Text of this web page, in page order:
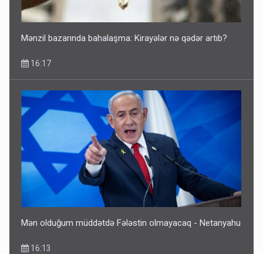
Mənzil bazarında bahalaşma: Kirayələr nə qədər artıb?
16:17
Mən olduğum müddətdə Fələstin olmayacaq - Netanyahu
16:13